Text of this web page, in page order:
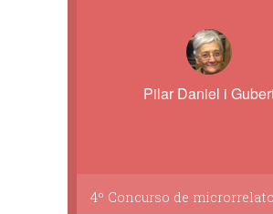
Pilar Daniel i
4º Concurso de